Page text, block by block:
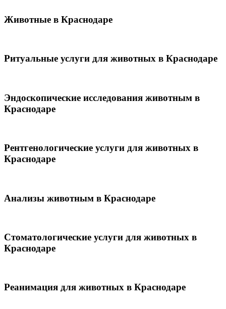
Животные в Краснодаре
Ритуальные услуги для животных в Краснодаре
Эндоскопические исследования животным в
Краснодаре
Рентгенологические услуги для животных в
Краснодаре
Анализы животным в Краснодаре
Стоматологические услуги для животных в
Краснодаре
Реанимация для животных в Краснодаре